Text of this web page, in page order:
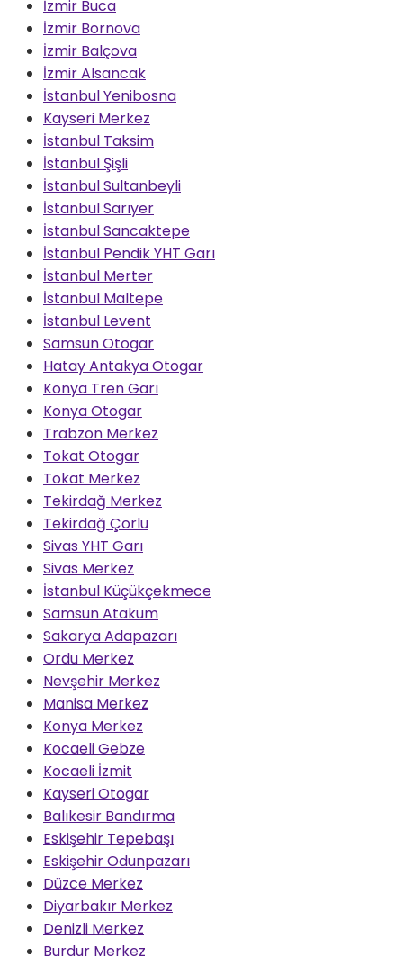
İzmir Buca
İzmir Bornova
İzmir Balçova
İzmir Alsancak
İstanbul Yenibosna
Kayseri Merkez
İstanbul Taksim
İstanbul Şişli
İstanbul Sultanbeyli
İstanbul Sarıyer
İstanbul Sancaktepe
İstanbul Pendik YHT Garı
İstanbul Merter
İstanbul Maltepe
İstanbul Levent
Samsun Otogar
Hatay Antakya Otogar
Konya Tren Garı
Konya Otogar
Trabzon Merkez
Tokat Otogar
Tokat Merkez
Tekirdağ Merkez
Tekirdağ Çorlu
Sivas YHT Garı
Sivas Merkez
İstanbul Küçükçekmece
Samsun Atakum
Sakarya Adapazarı
Ordu Merkez
Nevşehir Merkez
Manisa Merkez
Konya Merkez
Kocaeli Gebze
Kocaeli İzmit
Kayseri Otogar
Balıkesir Bandırma
Eskişehir Tepebaşı
Eskişehir Odunpazarı
Düzce Merkez
Diyarbakır Merkez
Denizli Merkez
Burdur Merkez